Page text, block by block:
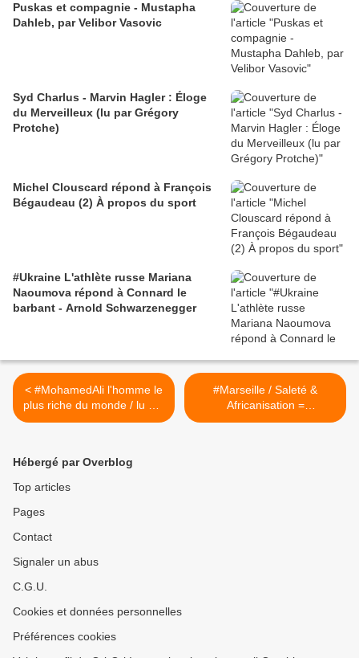
Puskas et compagnie - Mustapha
Dahleb, par Velibor Vasovic
Syd Charlus - Marvin Hagler : Éloge
du Merveilleux (lu par Grégory
Protche)
Michel Clouscard répond à François
Bégaudeau (2) À propos du sport
#Ukraine L'athlète russe Mariana
Naoumova répond à Connard le
barbant - Arnold Schwarzenegger
< #MohamedAli l'homme le
plus riche du monde / lu par
Grégory Protche
#Marseille / Saleté &
Africanisation =
"ethnocentrisme primaire et
Hébergé par Overblog
Top articles
Pages
Contact
Signaler un abus
C.G.U.
Cookies et données personnelles
Préférences cookies